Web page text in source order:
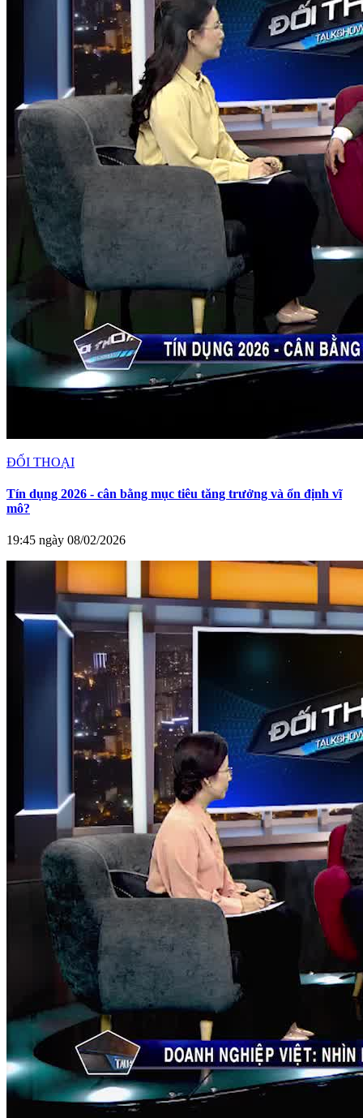
ĐỐI THOẠI
Tín dụng 2026 - cân bằng mục tiêu tăng trưởng và ổn định vĩ
mô?
19:45 ngày 08/02/2026